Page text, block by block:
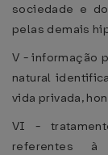
sociedade e
pelas demais
V - informação
natural
vida privada,
VI -
referentes à